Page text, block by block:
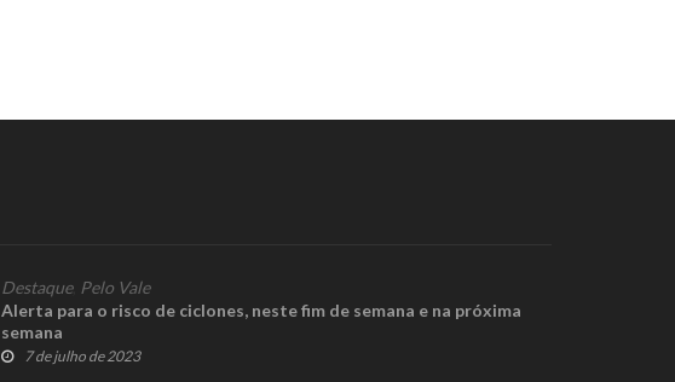
Destaque, Pelo Vale
Alerta para o risco de ciclones, neste fim de semana e na próxima
semana
7 de julho de 2023